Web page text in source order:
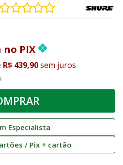
no PIX
R$ 439,90sem juros
Especialista
/ Pix + cartão